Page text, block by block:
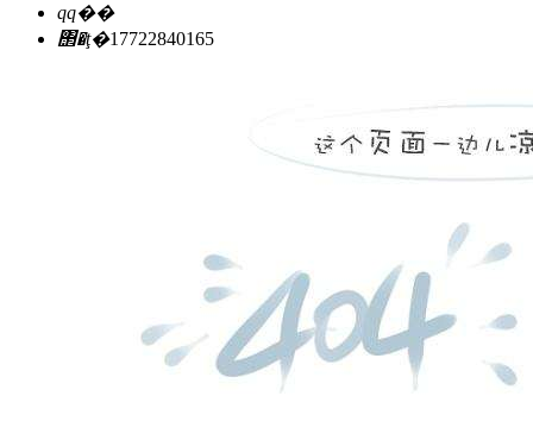
qq��
΢�ţ�17722840165